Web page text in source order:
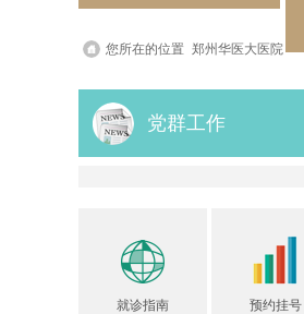
您所在的位置 郑州华医大医院 >
党群工作
就诊指南 预约挂号